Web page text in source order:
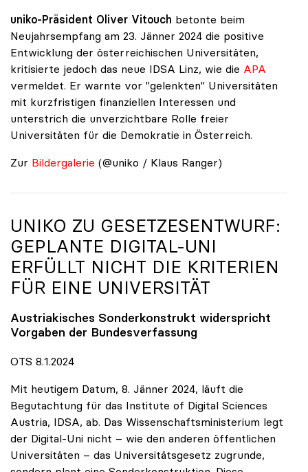
uniko-Präsident Oliver Vitouch betonte beim
Neujahrsempfang am 23. Jänner 2024 die positive
Entwicklung der österreichischen Universitäten,
kritisierte jedoch das neue IDSA Linz, wie die APA
vermeldet. Er warnte vor "gelenkten" Universitäten
mit kurzfristigen finanziellen Interessen und
unterstrich die unverzichtbare Rolle freier
Universitäten für die Demokratie in Österreich.
Zur Bildergalerie (@uniko / Klaus Ranger)
UNIKO ZU GESETZESENTWURF:
GEPLANTE DIGITAL-UNI
ERFÜLLT NICHT DIE KRITERIEN
FÜR EINE UNIVERSITÄT
Austriakisches Sonderkonstrukt widerspricht
Vorgaben der Bundesverfassung
OTS 8.1.2024
Mit heutigem Datum, 8. Jänner 2024, läuft die
Begutachtung für das Institute of Digital Sciences
Austria, IDSA, ab. Das Wissenschaftsministerium legt
der Digital-Uni nicht – wie den anderen öffentlichen
Universitäten – das Universitätsgesetz zugrunde,